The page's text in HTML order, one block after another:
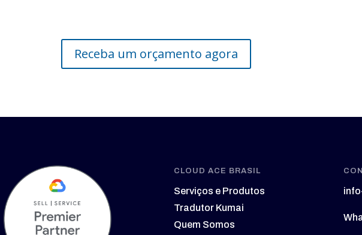
Receba um orçamento agora
CLOUD ACE BRASIL
Serviços e Produtos
Tradutor Kumai
Quem Somos